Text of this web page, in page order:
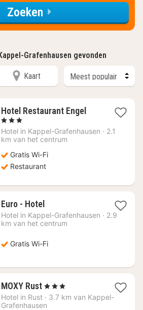
Zoeken
Grafenhausen gevonden
Kaart
Hotel Restaurant Engel1
vanaf
, 3 Sterren
Hotel in Kappel-Grafenhausen · 2.1
km van het centrum
Gratis Wi-Fi
Restaurant
Euro - Hotel1
nacht
vanaf
95,07
Hotel in Kappel-Grafenhausen · 2.9
km van het centrum
Gratis Wi-Fi
MOXY Rust1
nacht
vanaf
, 3 Sterren
Hotel in Rust · 3.7 km van Kappel-
Grafenhausen